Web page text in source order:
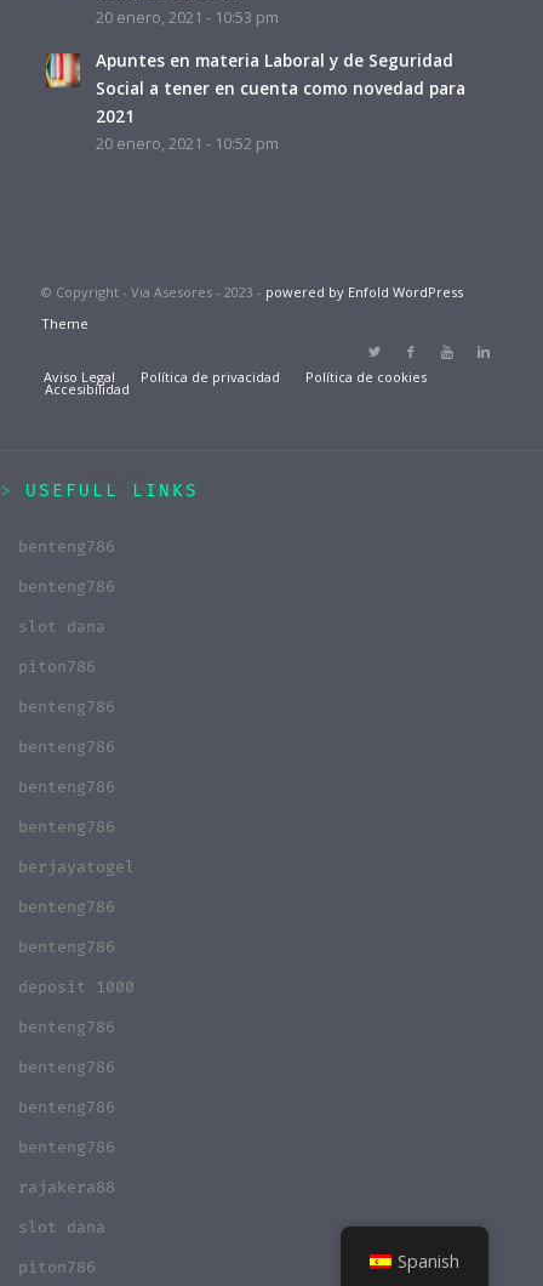
20 enero, 2021 - 10:53 pm
Apuntes en materia Laboral y de Seguridad
Social a tener en cuenta como novedad para
2021
20 enero, 2021 - 10:52 pm
© Copyright - Via Asesores - 2023 - powered by Enfold WordPress
Theme
Aviso Legal Política de privacidad Política de cookies
Accesibilidad
Spanish
USEFULL LINKS
benteng786
benteng786
slot dana
piton786
benteng786
benteng786
benteng786
benteng786
berjayatogel
benteng786
benteng786
deposit 1000
benteng786
benteng786
benteng786
benteng786
rajakera88
slot dana
piton786